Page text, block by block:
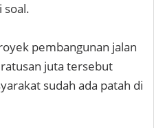
soal.
pembangunan jalan
juta tersebut
sudah ada patah di